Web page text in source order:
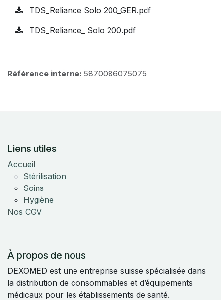
TDS_Reliance Solo 200_GER.pdf
TDS_Reliance_ Solo 200.pdf
Référence interne: 5870086075075
Liens utiles
Accueil
Stérilisation
Soins
Hygiène
Nos CGV
À propos de nous
DEXOMED est une entreprise suisse spécialisée dans
la distribution de consommables et d’équipements
médicaux pour les établissements de santé.